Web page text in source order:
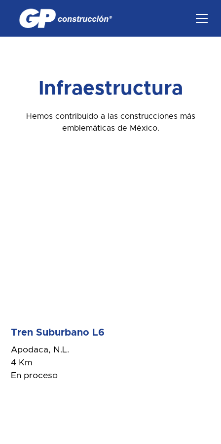
Infraestructura
Hemos contribuido a las construcciones más
emblemáticas de México.
Tren Suburbano L6
Apodaca, N.L.
4 Km
En proceso